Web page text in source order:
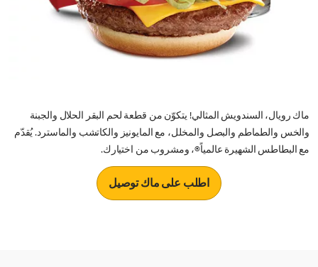
ماك رويال، السندويش المثالي! يتكوّن من قطعة لحم البقر الحلال والجبنة
والخس والطماطم والبصل والمخلل، مع المايونيز والكاتشب والماسترد. يُقدّم
مع البطاطس الشهيرة عالمياً®، ومشروب من اختيارك.
اطلب على ماك توصيل